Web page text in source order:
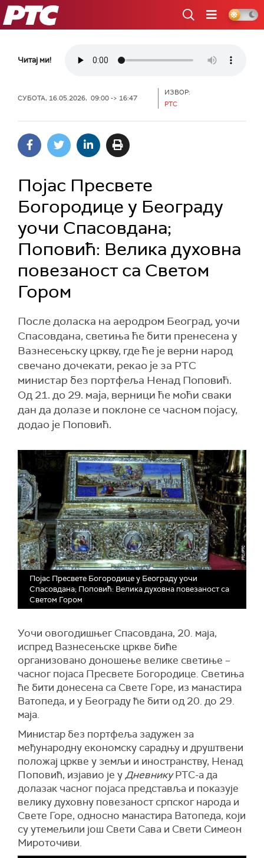
РТС
Читај ми!
СУБОТА, 16.05.2026, 09:00 -> 16:47
ИЗВОР:
РТС
Појас Пресвете
Богородице у Београду
уочи Спасовдана;
Поповић: Велика духовна
повезаност са Светом
Гором
После доласка на аеродром Београд, уочи
Спасовдана, светиња ће бити пренесена у
Вазнесењску цркву, где ће је верни народ
свечано дочекати, рекао је за РТС
министар без портфеља Ненад Поповић.
Од 21. до 29. маја, верници ће моћи сваки
дан да долазе и поклоне се часном појасу,
додао је Поповић.
Појас Пресвете Богородице у Београду уочи
Спасовдана; Поповић: Велика духовна повезаност са
Светом Гором
Уочи овогодишњег Спасовдана, 20. маја,
испред Вазнесењске цркве биће
организовано доношење велике светиње –
часног појаса Пресвете Богородице. Светиња
ће бити донесена са Свете Горе, из манастира
Ватопеда, и у Београду ће бити од 20. до 29.
маја.
Министар без портфеља задужен за
међународну економску сарадњу и друштвени
положај цркве у земљи и иностранству, Ненад
Поповић, изјавио је уДневникуРТС-а да
долазак часног појаса представља и показује
велику духовну повезаност српског народа и
Свете Горе, односно манастира Ватопеда, који
су утемељили још Свети Сава и Свети Симеон
Мироточиви.